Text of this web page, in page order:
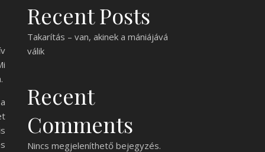
Recent Posts
Takarítás – van, akinek a mániájává
válik
Recent
Comments
Nincs megjeleníthető bejegyzés.